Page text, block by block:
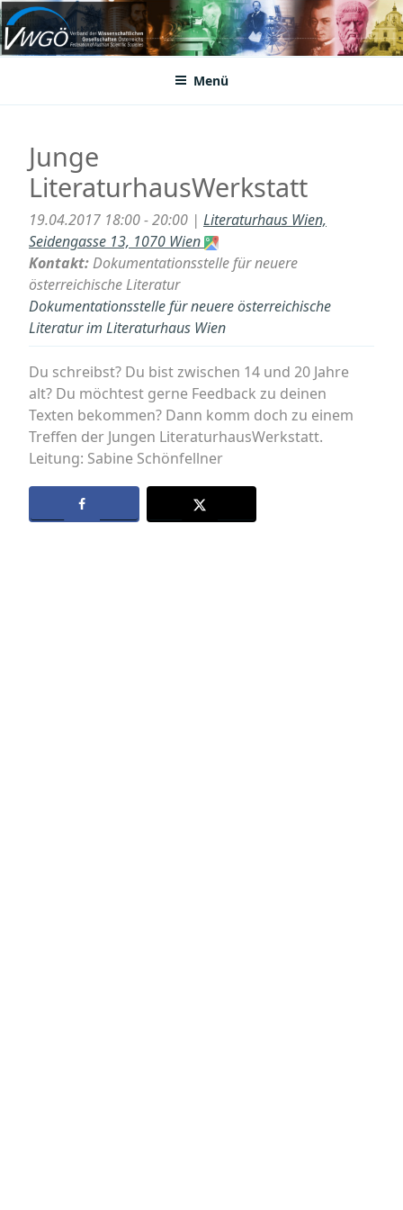
Zum
Inhalt
springenVWGÖ
Federation of Austrian Scientific Societies
Menü
Junge
LiteraturhausWerkstatt
19.04.2017 18:00 - 20:00 | Literaturhaus Wien,
Seidengasse 13, 1070 Wien
Kontakt:Dokumentationsstelle für neuere
österreichische Literatur
Dokumentationsstelle für neuere österreichische
Literatur im Literaturhaus Wien
Du schreibst? Du bist zwischen 14 und 20 Jahre
alt? Du möchtest gerne Feedback zu deinen
Texten bekommen? Dann komm doch zu einem
Treffen der Jungen LiteraturhausWerkstatt.
Leitung: Sabine Schönfellner